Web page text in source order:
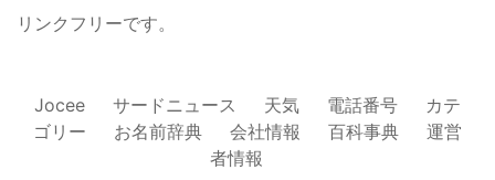
リンクフリーです。
Jocee サードニュース 天気 電話番号
カテ
ゴリー
お名前辞典 会社情報 百科事典
運営
者情報